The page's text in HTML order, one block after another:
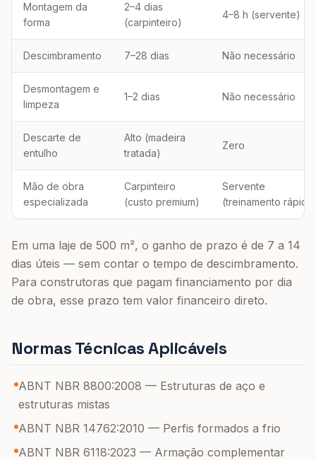
Montagem da
forma
2–4 dias
(carpinteiro)
4–8 h (servente)
Descimbramento 7–28 dias Não necessário
Desmontagem e
limpeza
1–2 dias Não necessário
Descarte de
entulho
Alto (madeira
tratada)
Zero
Mão de obra
especializada
Carpinteiro
(custo premium)
Servente
(treinamento
Em uma laje de 500 m², o ganho de prazo é de 7 a 14
dias úteis — sem contar o tempo de descimbramento.
Para construtoras que pagam financiamento por dia
de obra, esse prazo tem valor financeiro direto.
Normas Técnicas Aplicáveis
ABNT NBR 8800:2008 — Estruturas de aço e
estruturas mistas
ABNT NBR 14762:2010 — Perfis formados a frio
ABNT NBR 6118:2023 — Armação complementar